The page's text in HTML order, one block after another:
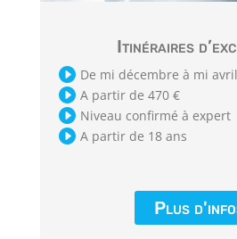
Itinéraires
 De mi décembre à mi avril
 A partir de 470 €
 Niveau confirmé à expert
 A partir de 18 ans
Plus